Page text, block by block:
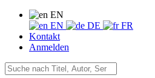
EN
EN
DE
FR
Kontakt
Anmelden